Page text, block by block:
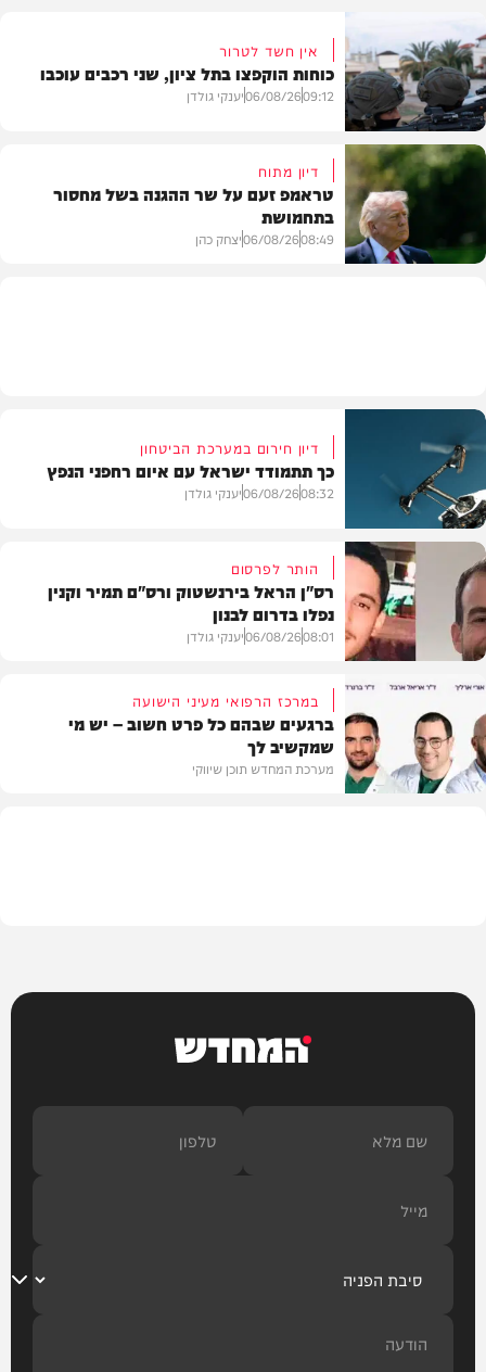
חדשות
חדשות
אין חשד לטרור
כוחות הוקפצו בתל ציון, שני רכבים עוכבו
09:12
06/08/26יענקי גולדן
דיון מתוח
טראמפ זעם על שר ההגנה בשל מחסור
בתחמושת
08:49
06/08/26יצחק כהן
חדשות
דיון חירום במערכת הביטחון
כך תתמודד ישראל עם איום רחפני הנפץ
08:32
06/08/26יענקי גולדן
חדשות
הותר לפרסום
רס"ן הראל בירנשטוק ורס"ם תמיר וקנין
נפלו בדרום לבנון
08:01
06/08/26יענקי גולדן
במרכז הרפואי מעיני הישועה
ברגעים שבהם כל פרט חשוב – יש מי
שמקשיב לך
מערכת המחדש תוכן שיווקי
המחדש